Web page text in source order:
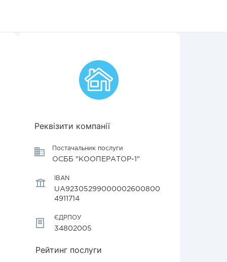
Реквізити компанії
Постачальник послуги
ОСББ "КООПЕРАТОР-1"
IBAN
UA92305299000002600800
4911714
ЄДРПОУ
34802005
Рейтинг послуги